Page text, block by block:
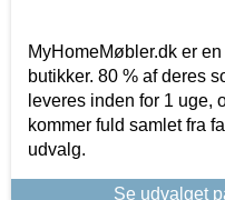
MyHomeMøbler.dk er
butikker. 80 % af deres
leveres inden for 1 uge,
kommer fuld samlet fra
udvalg.
Se udvalget